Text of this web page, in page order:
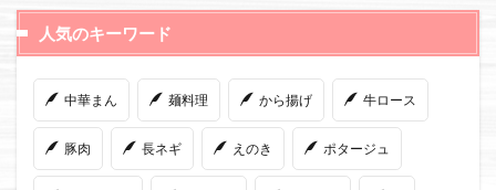
人気のキーワード
中華まん 麺料理 から揚げ 牛ロース
豚肉 長ネギ えのき ポタージュ